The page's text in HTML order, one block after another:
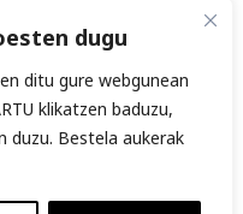
dugu
ditu gure webgunean
klikatzen baduzu,
duzu. Bestela aukerak